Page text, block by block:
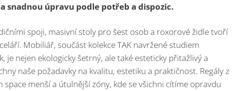
snadnou úpravu podle potřeb a dispozic.
spoji, masivní stoly pro šest osob a roxorové židle tvoří
Mobiliář, součást kolekce TAK navržené studiem
je nejen ekologicky šetrný, ale také esteticky přitažlivý a
naše požadavky na kvalitu, estetiku a praktičnost. Regály z
space menší a útulnější zóny, kde se všichni cítíme opravdu